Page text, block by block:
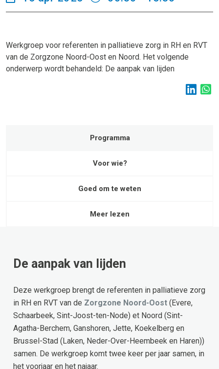
Werkgroep voor referenten in palliatieve zorg in RH en RVT
van de Zorgzone Noord-Oost en Noord. Het volgende
onderwerp wordt behandeld: De aanpak van lijden
Programma
Voor wie?
Goed om te weten
Meer lezen
De aanpak van lijden
Deze werkgroep brengt de referenten in palliatieve zorg
in RH en RVT van de Zorgzone Noord-Oost (Evere,
Schaarbeek, Sint-Joost-ten-Node) et Noord (Sint-
Agatha-Berchem, Ganshoren, Jette, Koekelberg en
Brussel-Stad (Laken, Neder-Over-Heembeek en Haren))
samen. De werkgroep komt twee keer per jaar samen, in
het voorjaar en het najaar.